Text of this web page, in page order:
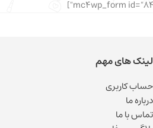
لینک های مهم
حساب کاربری
درباره ما
تماس با ما